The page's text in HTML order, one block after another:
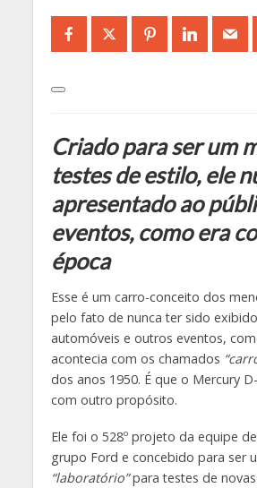
Criado para ser um
testes de estilo, ele
apresentado ao
eventos, como era
época
Esse é um carro-conceito dos
pelo fato de nunca ter sido
automóveis e outros eventos,
acontecia com os chamados
dos anos 1950. É que o Mercury
com outro propósito.
Ele foi o 528º projeto da equipe
grupo Ford e concebido para ser
“laboratório”para testes de